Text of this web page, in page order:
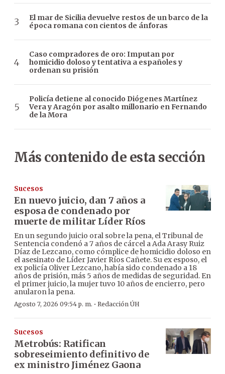
El mar de Sicilia devuelve restos de un barco de la
época romana con cientos de ánforas
Caso compradores de oro: Imputan por
homicidio doloso y tentativa a españoles y
ordenan su prisión
Policía detiene al conocido Diógenes Martínez
Vera y Aragón por asalto millonario en Fernando
de la Mora
Más contenido de esta sección
Sucesos
En nuevo juicio, dan 7 años a
esposa de condenado por
muerte de militar Líder Ríos
En un segundo juicio oral sobre la pena, el Tribunal de
Sentencia condenó a 7 años de cárcel a Ada Arasy Ruiz
Díaz de Lezcano, como cómplice de homicidio doloso en
el asesinato de Líder Javier Ríos Cañete. Su ex esposo, el
ex policía Oliver Lezcano, había sido condenado a 18
años de prisión, más 5 años de medidas de seguridad. En
el primer juicio, la mujer tuvo 10 años de encierro, pero
anularon la pena.
Agosto 7, 2026 09:54 p. m. · Redacción ÚH
Sucesos
Metrobús: Ratifican
sobreseimiento definitivo de
ex ministro Jiménez Gaona